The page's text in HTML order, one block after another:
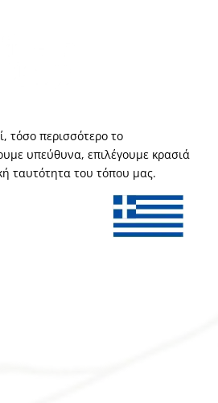
τόσο περισσότερο το
υπεύθυνα, επιλέγουμε κρασιά
ταυτότητα του τόπου μας.